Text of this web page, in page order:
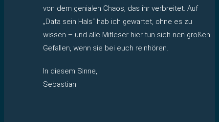
von dem genialen Chaos, das ihr verbreitet. Auf
„Data sein Hals“ hab ich gewartet, ohne es zu
wissen – und alle Mitleser hier tun sich nen großen
Gefallen, wenn sie bei euch reinhören.
In diesem Sinne,
Sebastian